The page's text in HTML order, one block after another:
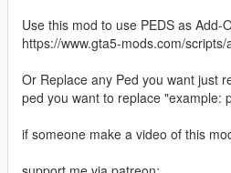
Use this mod to use PEDS as Add-
https://www.gta5-mods.com/
Or Replace any Ped you want just
ped you want to replace "example:
if someone make a video of this